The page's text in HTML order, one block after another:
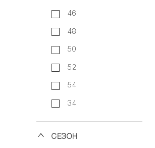
46
48
50
52
54
34
СЕЗОН